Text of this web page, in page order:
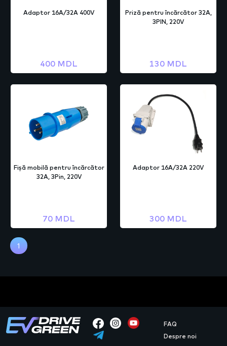
Adaptor 16A/32A 400V
400 MDL
Priză pentru încărcător 32A,
3PIN, 220V
130 MDL
Fișă mobilă pentru încărcător
32A, 3Pin, 220V
70 MDL
Adaptor 16A/32A 220V
300 MDL
1
FAQ
Despre noi